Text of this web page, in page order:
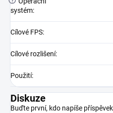
systém:
Cílové FPS:
Cílové rozlišení:
Použití:
Diskuze
Buďte první, kdo napíše